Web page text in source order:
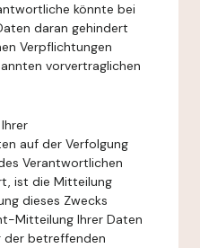
könnte bei
daran gehindert
Verpflichtungen
vorvertraglichen
auf der Verfolgung
Verantwortlichen
ist die Mitteilung
dieses Zwecks
Mitteilung Ihrer Daten
der betreffenden